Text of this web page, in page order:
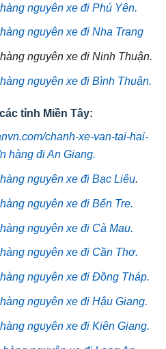
nguyên xe đi Phú Yên.
nguyên xe đi Nha Trang
nguyên xe đi Ninh Thuận.
nguyên xe đi Bình Thuận.
tỉnh Miền Tây:
chanh-xe-van-tai-hai-
hàng đi An Giang.
nguyên xe đi Bạc Liêu.
nguyên xe đi Bến Tre.
nguyên xe đi Cà Mau.
nguyên xe đi Cần Thơ.
nguyên xe đi Đồng Tháp.
nguyên xe đi Hậu Giang.
nguyên xe đi Kiên Giang.